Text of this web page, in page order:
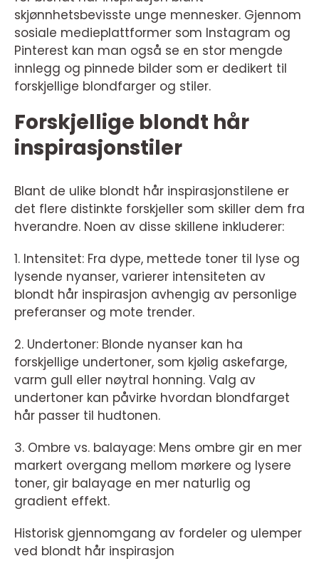
skjønnhetsbevisste unge mennesker. Gjennom
sosiale medieplattformer som Instagram og
Pinterest kan man også se en stor mengde
innlegg og pinnede bilder som er dedikert til
forskjellige blondfarger og stiler.
Forskjellige blondt hår
inspirasjonstiler
Blant de ulike blondt hår inspirasjonstilene er
det flere distinkte forskjeller som skiller dem fra
hverandre. Noen av disse skillene inkluderer:
1. Intensitet: Fra dype, mettede toner til lyse og
lysende nyanser, varierer intensiteten av
blondt hår inspirasjon avhengig av personlige
preferanser og mote trender.
2. Undertoner: Blonde nyanser kan ha
forskjellige undertoner, som kjølig askefarge,
varm gull eller nøytral honning. Valg av
undertoner kan påvirke hvordan blondfarget
hår passer til hudtonen.
3. Ombre vs. balayage: Mens ombre gir en mer
markert overgang mellom mørkere og lysere
toner, gir balayage en mer naturlig og
gradient effekt.
Historisk gjennomgang av fordeler og ulemper
ved blondt hår inspirasjon